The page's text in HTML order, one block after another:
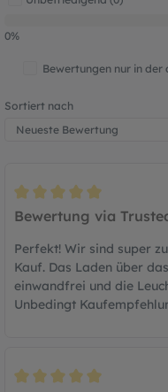
0%
Bewertungen nur in der
Sortiert nach
Bewertung mit 5 von 5
Bewertung via
Perfekt! Wir sind super
Kauf. Das Laden über
einwandfrei und die
Unbedingt